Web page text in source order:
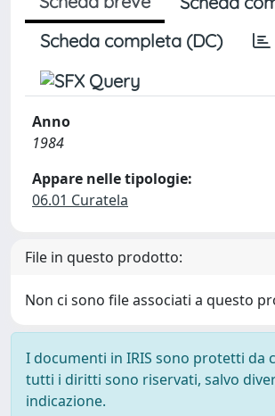
Scheda completa (DC)
Anno
1984
Appare nelle tipologie:
06.01 Curatela
File in questo prodotto:
Non ci sono file associati a questo
I documenti in IRIS sono protetti da
tutti i diritti sono riservati, salvo
indicazione.